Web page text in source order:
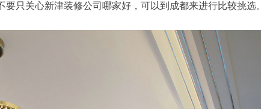
只关心新津装修公司哪家好，可以到成都来进行比较挑选